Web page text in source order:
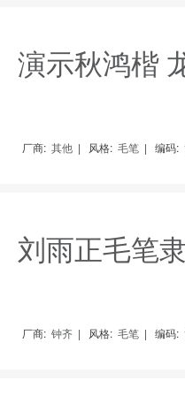
演示秋鸿楷
厂商: 其他 | 风格: 毛笔 | 编码:
刘雨正毛笔
厂商: 钟齐 | 风格: 毛笔 | 编码: